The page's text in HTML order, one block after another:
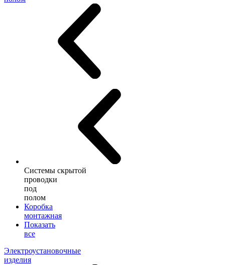
Системы скрытой
проводки
под
полом
Коробка
монтажная
Показать
все
Электроустановочные
изделия